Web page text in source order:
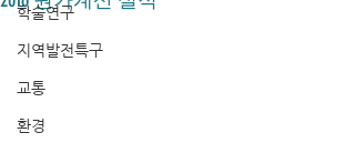
학술연구
지역발전특구
교통
환경